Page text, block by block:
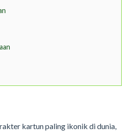
kartun paling ikonik di dunia,